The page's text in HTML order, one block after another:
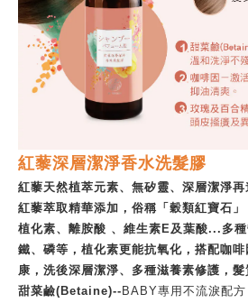
紅藜深層潔淨香水洗髮膠
紅藜天然植萃元素、無矽靈、深層潔淨再
紅藜萃取精華添加，俗稱「穀類紅寶石」
植化素、離胺酸 、維生素E及葉酸...多種
鐵、磷等，植化素更能抗氧化，搭配咖
康，洗後深層潔淨、多種滋養素修護，髮
甜菜鹼(Betaine)-- BABY專用不流淚配方